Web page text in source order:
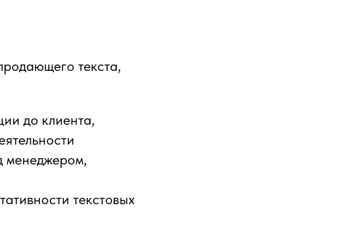
текста,
до клиента,
менеджером,
текстовых